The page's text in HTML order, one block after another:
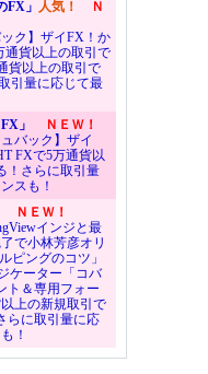
FX」 人気！
Ｎ
ック】ザイFX！か
通貨以上の取引で
貨以上の取引で
引量に応じて最
」
ＮＥＷ！
ュバック】ザイ
FXで5万通貨以
！さらに取引量
スも！
ＮＥＷ！
インジと最
で小林芳彦オリ
ピングのコツ」
ケーター「コバ
ト＆専用フォー
上の新規取引で
らに取引量に応
！